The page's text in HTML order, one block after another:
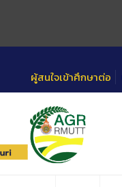
ผู้สนใจเข้าศึกษาต่อ